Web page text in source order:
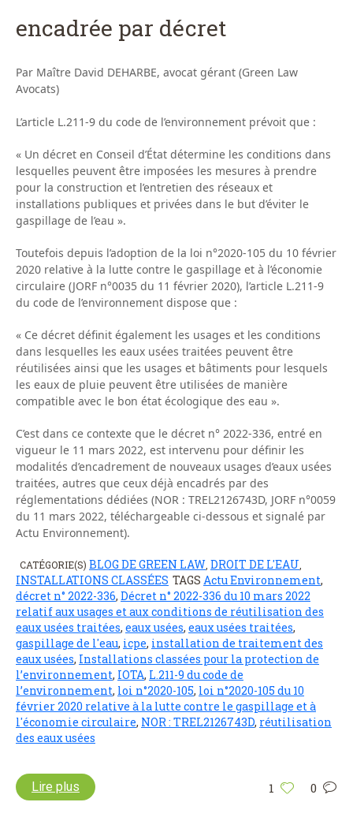
encadrée par décret
Par Maître David DEHARBE, avocat gérant (Green Law
Avocats)
L’article L.211-9 du code de l’environnement prévoit que :
« Un décret en Conseil d’État détermine les conditions dans
lesquelles peuvent être imposées les mesures à prendre
pour la construction et l’entretien des réseaux et
installations publiques et privées dans le but d’éviter le
gaspillage de l’eau ».
Toutefois depuis l’adoption de la loi n°2020-105 du 10 février
2020 relative à la lutte contre le gaspillage et à l’économie
circulaire (JORF n°0035 du 11 février 2020), l’article L.211-9
du code de l’environnement dispose que :
« Ce décret définit également les usages et les conditions
dans lesquelles les eaux usées traitées peuvent être
réutilisées ainsi que les usages et bâtiments pour lesquels
les eaux de pluie peuvent être utilisées de manière
compatible avec le bon état écologique des eau ».
C’est dans ce contexte que le décret n° 2022-336, entré en
vigueur le 11 mars 2022, est intervenu pour définir les
modalités d’encadrement de nouveaux usages d’eaux usées
traitées, autres que ceux déjà encadrés par des
réglementations dédiées (NOR : TREL2126743D, JORF n°0059
du 11 mars 2022, téléchargeable ci-dessous et signalé par
Actu Environnement).
CATÉGORIE(S) BLOG DE GREEN LAW DROIT DE L'EAU
INSTALLATIONS CLASSÉES TAGS Actu Environnement,
décret n° 2022-336, Décret n° 2022-336 du 10 mars 2022
relatif aux usages et aux conditions de réutilisation des
eaux usées traitées, eaux usées, eaux usées traitées,
gaspillage de l'eau, icpe, installation de traitement des
eaux usées, Installations classées pour la protection de
l’environnement, IOTA, L.211-9 du code de
l’environnement, loi n°2020-105, loi n°2020-105 du 10
février 2020 relative à la lutte contre le gaspillage et à
l'économie circulaire, NOR : TREL2126743D, réutilisation
des eaux usées
1 0
Lire plus